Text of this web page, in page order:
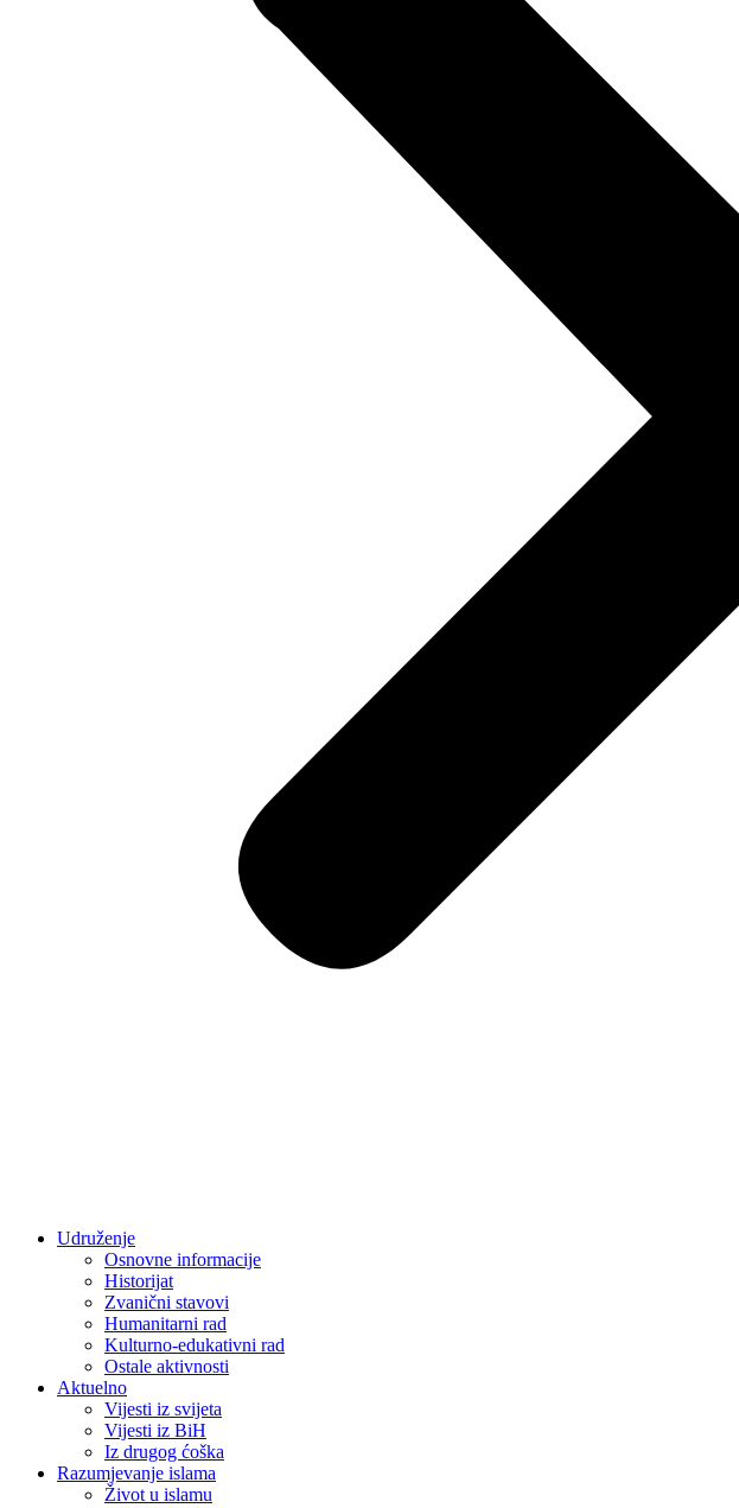
Udruženje
Osnovne informacije
Historijat
Zvanični stavovi
Humanitarni rad
Kulturno-edukativni rad
Ostale aktivnosti
Aktuelno
Vijesti iz svijeta
Vijesti iz BiH
Iz drugog ćoška
Razumjevanje islama
Život u islamu